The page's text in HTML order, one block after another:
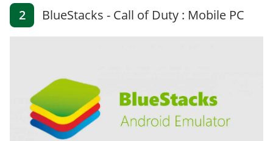
2 BlueStacks - Call of Duty : Mobile PC